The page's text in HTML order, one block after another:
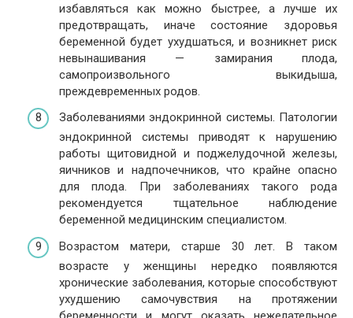
избавляться как можно быстрее, а лучше их
предотвращать, иначе состояние здоровья
беременной будет ухудшаться, и возникнет риск
невынашивания — замирания плода,
самопроизвольного выкидыша,
преждевременных родов.
Заболеваниями эндокринной системы. Патологии
эндокринной системы приводят к нарушению
работы щитовидной и поджелудочной железы,
яичников и надпочечников, что крайне опасно
для плода. При заболеваниях такого рода
рекомендуется тщательное наблюдение
беременной медицинским специалистом.
Возрастом матери, старше 30 лет. В таком
возрасте у женщины нередко появляются
хронические заболевания, которые способствуют
ухудшению самочувствия на протяжении